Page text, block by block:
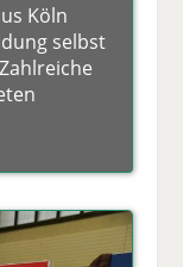
Köln
selbst